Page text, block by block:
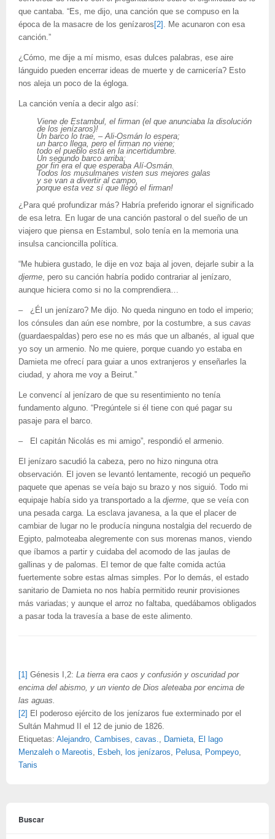
que cantaba. “Es, me dijo, una canción que se compuso en la
época de la masacre de los genízaros [2] . Me acunaron con esa
canción.”
¿Cómo, me dije a mí mismo, esas dulces palabras, ese aire
lánguido pueden encerrar ideas de muerte y de carnicería? Esto
nos aleja un poco de la égloga.
La canción venía a decir algo así:
Viene de Estambul, el firman (el que anunciaba la disolución
de los jenízaros)!
Un barco lo trae, – Ali-Osmán lo espera;
un barco llega, pero el firman no viene;
todo el pueblo está en la incertidumbre.
Un segundo barco arriba;
por fin era el que esperaba Alí-Osmán.
Todos los musulmanes visten sus mejores galas
y se van a divertir al campo,
porque esta vez sí que llegó el firman!
¿Para qué profundizar más? Habría preferido ignorar el significado
de esa letra. En lugar de una canción pastoral o del sueño de un
viajero que piensa en Estambul, solo tenía en la memoria una
insulsa cancioncilla política.
“Me hubiera gustado, le dije en voz baja al joven, dejarle subir a la
djerme, pero su canción habría podido contrariar al jenízaro,
aunque hiciera como si no la comprendiera…
– ¿Él un jenízaro? Me dijo. No queda ninguno en todo el imperio;
los cónsules dan aún ese nombre, por la costumbre, a sus cavas
(guardaespaldas) pero ese no es más que un albanés, al igual que
yo soy un armenio. No me quiere, porque cuando yo estaba en
Damieta me ofrecí para guiar a unos extranjeros y enseñarles la
ciudad, y ahora me voy a Beirut.”
Le convencí al jenízaro de que su resentimiento no tenía
fundamento alguno. “Pregúntele si él tiene con qué pagar su
pasaje para el barco.
– El capitán Nicolás es mi amigo”, respondió el armenio.
El jenízaro sacudió la cabeza, pero no hizo ninguna otra
observación. El joven se levantó lentamente, recogió un pequeño
paquete que apenas se veía bajo su brazo y nos siguió. Todo mi
equipaje había sido ya transportado a la djerme, que se veía con
una pesada carga. La esclava javanesa, a la que el placer de
cambiar de lugar no le producía ninguna nostalgia del recuerdo de
Egipto, palmoteaba alegremente con sus morenas manos, viendo
que íbamos a partir y cuidaba del acomodo de las jaulas de
gallinas y de palomas. El temor de que falte comida actúa
fuertemente sobre estas almas simples. Por lo demás, el estado
sanitario de Damieta no nos había permitido reunir provisiones
más variadas; y aunque el arroz no faltaba, quedábamos obligados
a pasar toda la travesía a base de este alimento.
[1] Génesis I,2: La tierra era caos y confusión y oscuridad por
encima del abismo, y un viento de Dios aleteaba por encima de
las aguas.
[2]
El poderoso ejército de los jenízaros fue exterminado por el
Sultán Mahmud II el 12 de junio de 1826.
Etiquetas: Alejandro, Cambises, cavas., Damieta, El lago
Menzaleh o Mareotis, Esbeh, los jenízaros, Pelusa, Pompeyo,
Tanis
Buscar